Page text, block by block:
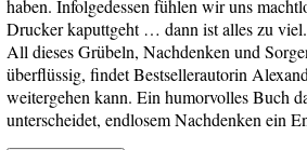
haben. Infolgedessen fühlen wir uns
Drucker kaputtgeht … dann ist alles zu viel.
All dieses Grübeln, Nachdenken und
überflüssig, findet Bestsellerautorin
weitergehen kann. Ein humorvolles Buch
unterscheidet, endlosem Nachdenken ein